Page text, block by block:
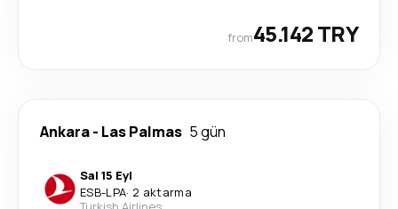
from45.142 TRY
Ankara- Las Palmas 5 gün
Sal 15 Eyl
ESB-LPA· 2 aktarma